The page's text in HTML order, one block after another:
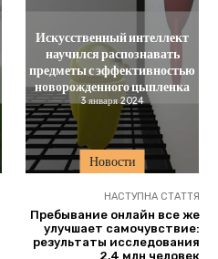
Новости
Искусственный интеллект
научился распознавать
предметы с эффективностью
новорожденного цыпленка
3 января 2024
НАСТУПНА СТАТТЯ
Пребывание онлайн все же
улучшает самочувствие:
результаты исследования
2,4 млн человек